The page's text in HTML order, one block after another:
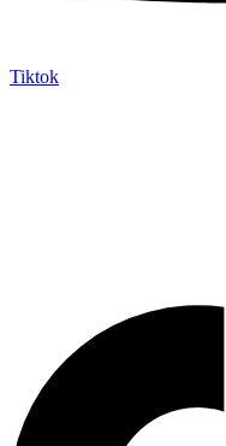
Tiktok